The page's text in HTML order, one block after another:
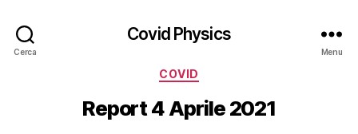
Cerca
Covid Physics
Menu
Categorie
COVID
Report 4 Aprile 2021